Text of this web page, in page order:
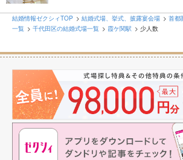
結婚情報ゼクシィTOP 結婚式場、挙式、披露宴会場 首都
一覧
千代田区の結婚式場一覧 霞ケ関駅 少人数